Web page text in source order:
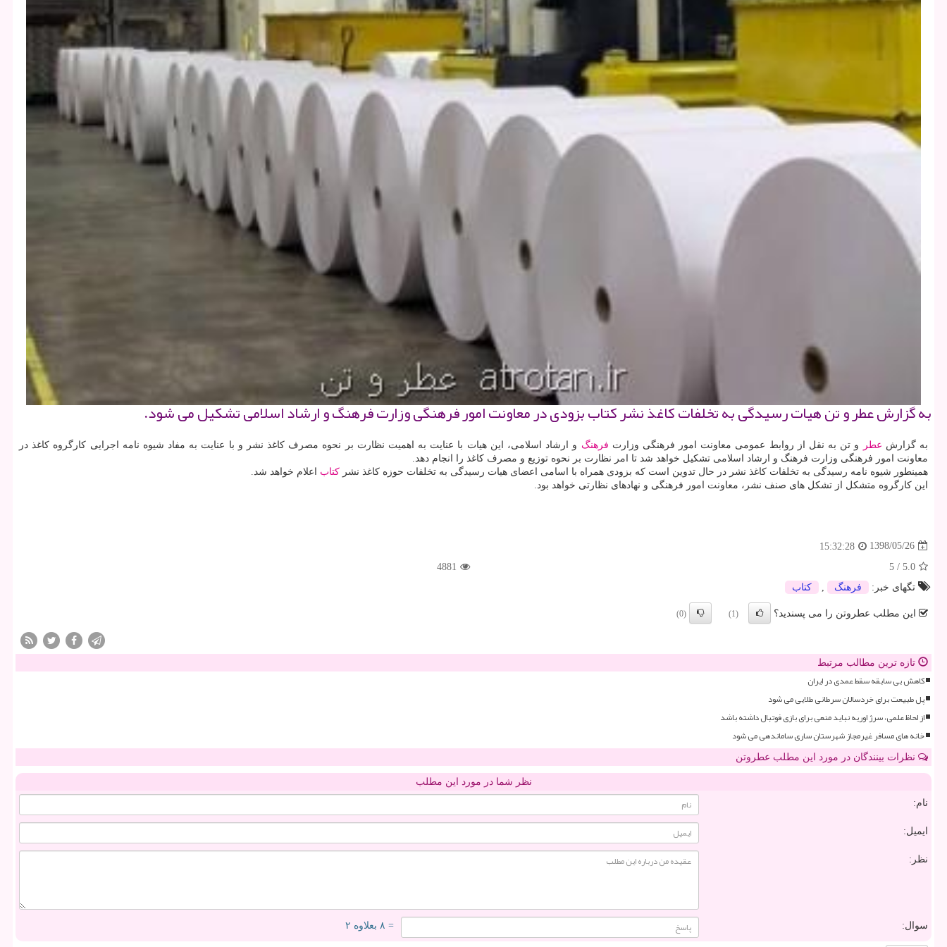
به گزارش عطر و تن هیات رسیدگی به تخلفات كاغذ نشر كتاب بزودی در معاونت امور فرهنگی وزارت فرهنگ و ارشاد اسلامی تشكیل می شود.
به گزارش عطر و تن به نقل از روابط عمومی معاونت امور فرهنگی وزارت فرهنگ و ارشاد اسلامی، این هیات با عنایت به اهمیت نظارت بر نحوه مصرف كاغذ نشر و با عنایت به مفاد شیوه نامه اجرایی كارگروه كاغذ در
معاونت امور فرهنگی وزارت فرهنگ و ارشاد اسلامی تشكیل خواهد شد تا امر نظارت بر نحوه توزیع و مصرف كاغذ را انجام دهد.
همینطور شیوه نامه رسیدگی به تخلفات كاغذ نشر در حال تدوین است كه بزودی همراه با اسامی اعضای هیات رسیدگی به تخلفات حوزه كاغذ نشر كتاب اعلام خواهد شد.
این كارگروه متشكل از تشكل های صنف نشر، معاونت امور فرهنگی و نهادهای نظارتی خواهد بود.
1398/05/26
15:32:28
5.0
/
5
4881
تگهای خبر:
فرهنگ , كتاب
این مطلب عطروتن را می پسندید؟ (1)
(0)
تازه ترین مطالب مرتبط
کاهش بی سابقه سقط عمدی در ایران
پل طبیعت برای خردسالان سرطانی طلایی می شود
از لحاظ علمی، سرژ اوریه نباید منعی برای بازی فوتبال داشته باشد
خانه های مسافر غیرمجاز شهرستان ساری ساماندهی می شود
نظرات بینندگان در مورد این مطلب عطروتن
نظر شما در مورد این مطلب
نام:
ایمیل:
نظر:
سوال: = ۸ بعلاوه ۲